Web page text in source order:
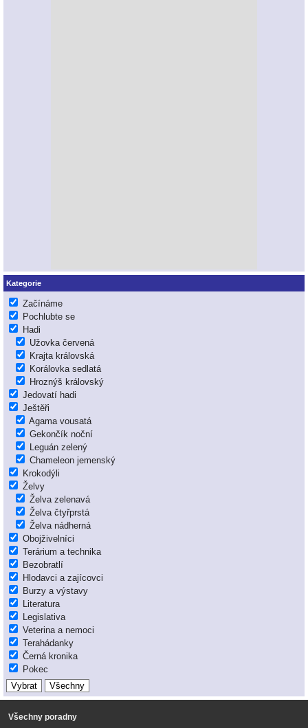
Kategorie
Začínáme
Pochlubte se
Hadi
Užovka červená
Krajta královská
Korálovka sedlatá
Hroznýš královský
Jedovatí hadi
Ještěři
Agama vousatá
Gekončík noční
Leguán zelený
Chameleon jemenský
Krokodýli
Želvy
Želva zelenavá
Želva čtyřprstá
Želva nádherná
Obojživelníci
Terárium a technika
Bezobratlí
Hlodavci a zajícovci
Burzy a výstavy
Literatura
Legislativa
Veterina a nemoci
Terahádanky
Černá kronika
Pokec
Všechny poradny